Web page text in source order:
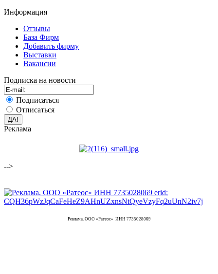
Информация
Отзывы
База Фирм
Добавить фирму
Выставки
Вакансии
Подписка на новости
Подписаться
Отписаться
Реклама
-->
Реклама. ООО «Ратеос» ИНН 7735028069